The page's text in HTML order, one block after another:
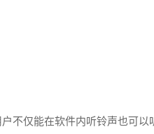
不仅能在软件内听铃声也可以